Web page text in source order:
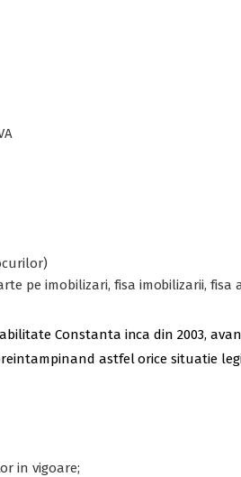
pe imobilizari, fisa imobilizarii, fisa
Constanta inca din 2003,
astfel orice situatie
in vigoare;